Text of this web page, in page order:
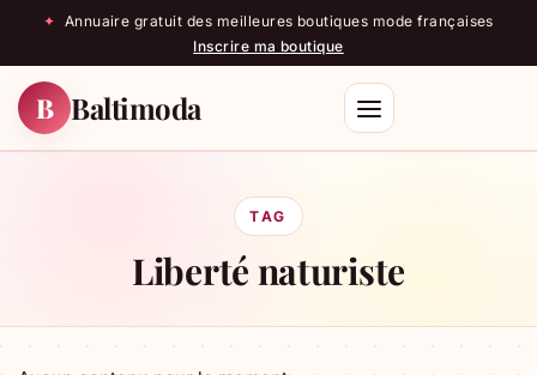
✦ Annuaire gratuit des meilleures boutiques mode françaises
Inscrire ma boutique
B Baltimoda
TAG
Liberté naturiste